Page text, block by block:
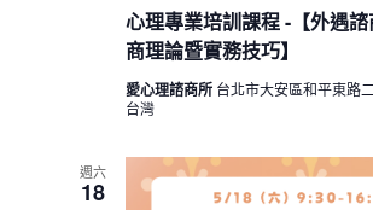
心理專業培訓課程 -【外遇
商理論暨實務技巧】
愛心理諮商所 台北市大安區和平東路
台灣
週六
18